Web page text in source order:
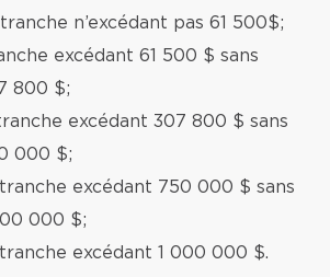
n’excédant pas 61 500$;
excédant 61 500 $ sans
800 $;
excédant 307 800 $ sans
000 $;
excédant 750 000 $ sans
000 $;
excédant 1 000 000 $.